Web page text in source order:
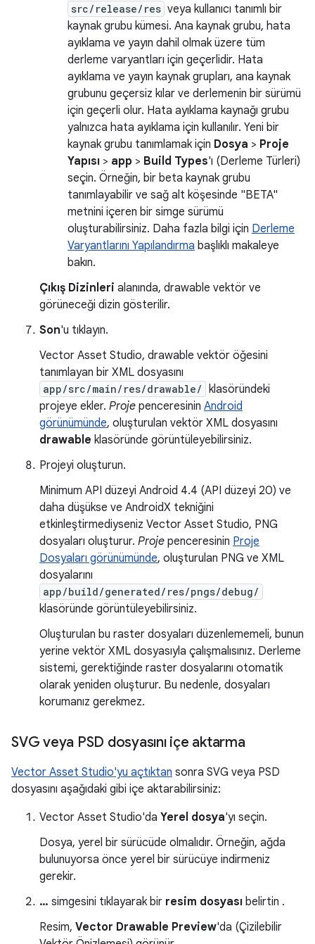
src/release/res veya kullanıcı tanımlı bir
kaynak grubu kümesi. Ana kaynak grubu, hata
ayıklama ve yayın dahil olmak üzere tüm
derleme varyantları için geçerlidir. Hata
ayıklama ve yayın kaynak grupları, ana kaynak
grubunu geçersiz kılar ve derlemenin bir sürümü
için geçerli olur. Hata ayıklama kaynağı grubu
yalnızca hata ayıklama için kullanılır. Yeni bir
kaynak grubu tanımlamak için Dosya > Proje
Yapısı > app > Build Types'ı (Derleme Türleri)
seçin. Örneğin, bir beta kaynak grubu
tanımlayabilir ve sağ alt köşesinde "BETA"
metnini içeren bir simge sürümü
oluşturabilirsiniz. Daha fazla bilgi için Derleme
Varyantlarını Yapılandırma başlıklı makaleye
bakın.
Çıkış Dizinleri alanında, drawable vektör ve
görüneceği dizin gösterilir.
Son'u tıklayın.
Vector Asset Studio, drawable vektör öğesini
tanımlayan bir XML dosyasını
app/src/main/res/drawable/
klasöründeki
projeye ekler. Proje penceresinin Android
görünümünde, oluşturulan vektör XML dosyasını
drawable klasöründe görüntüleyebilirsiniz.
Projeyi oluşturun.
Minimum API düzeyi Android 4.4 (API düzeyi 20) ve
daha düşükse ve AndroidX tekniğini
etkinleştirmediyseniz Vector Asset Studio, PNG
dosyaları oluşturur. Proje penceresinin Proje
Dosyaları görünümünde, oluşturulan PNG ve XML
dosyalarını
app/build/generated/res/pngs/debug/
klasöründe görüntüleyebilirsiniz.
Oluşturulan bu raster dosyaları düzenlememeli, bunun
yerine vektör XML dosyasıyla çalışmalısınız. Derleme
sistemi, gerektiğinde raster dosyalarını otomatik
olarak yeniden oluşturur. Bu nedenle, dosyaları
korumanız gerekmez.
SVG veya PSD dosyasını içe aktarma
Vector Asset Studio'yu açtıktan sonra SVG veya PSD
dosyasını aşağıdaki gibi içe aktarabilirsiniz:
Vector Asset Studio'da Yerel dosya'yı seçin.
Dosya, yerel bir sürücüde olmalıdır. Örneğin, ağda
bulunuyorsa önce yerel bir sürücüye indirmeniz
gerekir.
… simgesini tıklayarak bir resim dosyası belirtin .
Resim, Vector Drawable Preview'da (Çizilebilir